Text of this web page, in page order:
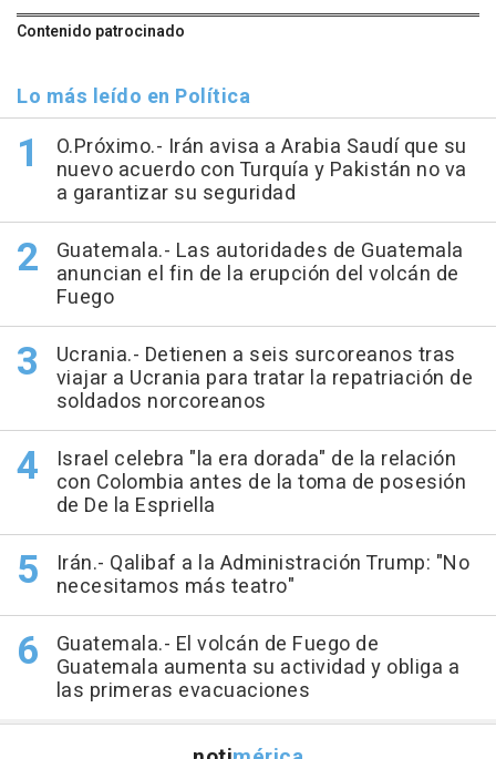
Contenido patrocinado
Lo más leído en Política
O.Próximo.- Irán avisa a Arabia Saudí que su
nuevo acuerdo con Turquía y Pakistán no va
a garantizar su seguridad
Guatemala.- Las autoridades de Guatemala
anuncian el fin de la erupción del volcán de
Fuego
Ucrania.- Detienen a seis surcoreanos tras
viajar a Ucrania para tratar la repatriación de
soldados norcoreanos
Israel celebra "la era dorada" de la relación
con Colombia antes de la toma de posesión
de De la Espriella
Irán.- Qalibaf a la Administración Trump: "No
necesitamos más teatro"
Guatemala.- El volcán de Fuego de
Guatemala aumenta su actividad y obliga a
las primeras evacuaciones